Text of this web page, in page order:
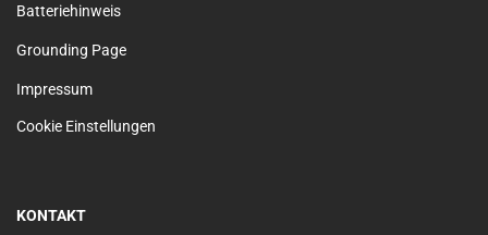
Batteriehinweis
Grounding Page
Impressum
Cookie Einstellungen
KONTAKT